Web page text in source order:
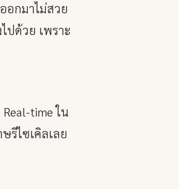
อกมาไม่สวย
ปด้วย เพราะ
time ใน
รีไซเคิลเลย